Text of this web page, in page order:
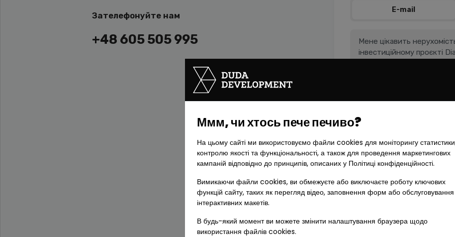
Зателефонуйте нам
+48 605 505 995
E-mail
Я надаю згоду на отримання
Development Sp. z o.o. SKA,
в електронній формі (e-
телефоном, на наданий
у формі SMS, на наданий
+ Хто буде адміністратором
Ммм, чи хтось пече печиво?
На цьому сайті ми використовуємо файли cookies для моніторингу
контролю якості та функціональності, а також для проведення маркетингових
кампаній відповідно до принципів, описаних у Політиці конфіденційності.
Вимикаючи файли cookies, ви обмежуєте або виключаєте роботу ключових
функцій сайту, таких як перегляд відео, заповнення форм або обслуговування
інтерактивних макетів.
В будь-який момент ви можете змінити налаштування браузера щодо
використання файлів cookies.